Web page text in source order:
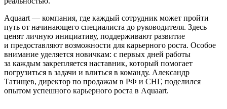
Aquaart — компания, где каждый сотрудник может пройти
путь от начинающего специалиста до руководителя. Здесь
ценят личную инициативу, поддерживают развитие
и предоставляют возможности для карьерного роста. Особое
внимание уделяется новичкам: с первых дней работы
за каждым закрепляется наставник, который помогает
погрузиться в задачи и влиться в команду. Александр
Татищев, директор по продажам в РФ и СНГ, поделился
опытом успешного карьерного роста в Aquaart.